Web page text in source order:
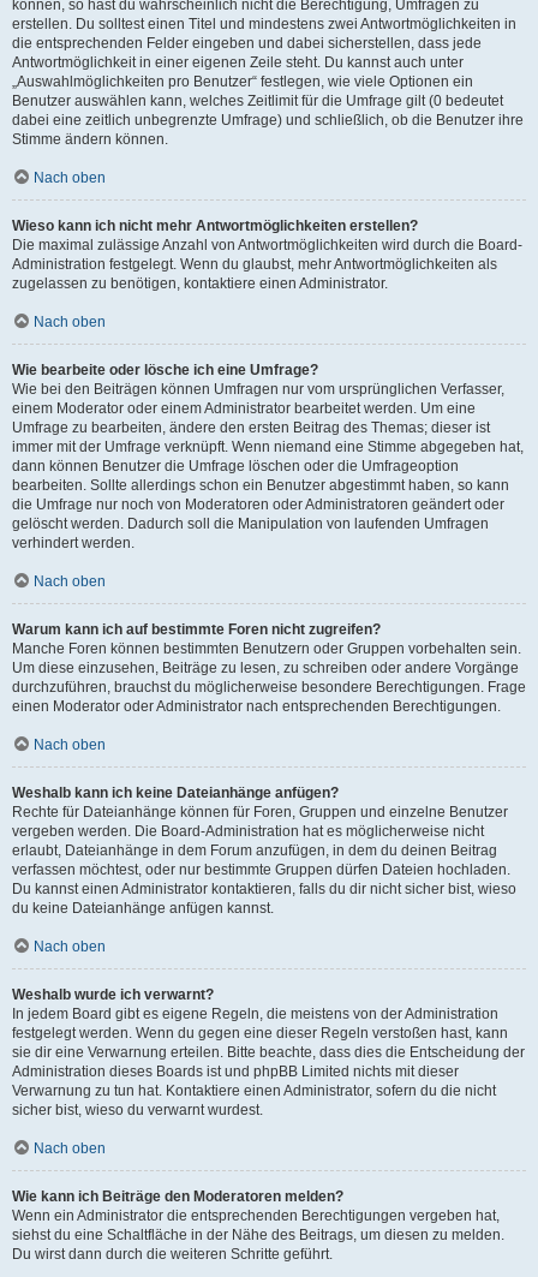
können, so hast du wahrscheinlich nicht die Berechtigung, Umfragen zu
erstellen. Du solltest einen Titel und mindestens zwei Antwortmöglichkeiten in
die entsprechenden Felder eingeben und dabei sicherstellen, dass jede
Antwortmöglichkeit in einer eigenen Zeile steht. Du kannst auch unter
„Auswahlmöglichkeiten pro Benutzer“ festlegen, wie viele Optionen ein
Benutzer auswählen kann, welches Zeitlimit für die Umfrage gilt (0 bedeutet
dabei eine zeitlich unbegrenzte Umfrage) und schließlich, ob die Benutzer ihre
Stimme ändern können.
Nach oben
Wieso kann ich nicht mehr Antwortmöglichkeiten erstellen?
Die maximal zulässige Anzahl von Antwortmöglichkeiten wird durch die Board-
Administration festgelegt. Wenn du glaubst, mehr Antwortmöglichkeiten als
zugelassen zu benötigen, kontaktiere einen Administrator.
Nach oben
Wie bearbeite oder lösche ich eine Umfrage?
Wie bei den Beiträgen können Umfragen nur vom ursprünglichen Verfasser,
einem Moderator oder einem Administrator bearbeitet werden. Um eine
Umfrage zu bearbeiten, ändere den ersten Beitrag des Themas; dieser ist
immer mit der Umfrage verknüpft. Wenn niemand eine Stimme abgegeben hat,
dann können Benutzer die Umfrage löschen oder die Umfrageoption
bearbeiten. Sollte allerdings schon ein Benutzer abgestimmt haben, so kann
die Umfrage nur noch von Moderatoren oder Administratoren geändert oder
gelöscht werden. Dadurch soll die Manipulation von laufenden Umfragen
verhindert werden.
Nach oben
Warum kann ich auf bestimmte Foren nicht zugreifen?
Manche Foren können bestimmten Benutzern oder Gruppen vorbehalten sein.
Um diese einzusehen, Beiträge zu lesen, zu schreiben oder andere Vorgänge
durchzuführen, brauchst du möglicherweise besondere Berechtigungen. Frage
einen Moderator oder Administrator nach entsprechenden Berechtigungen.
Nach oben
Weshalb kann ich keine Dateianhänge anfügen?
Rechte für Dateianhänge können für Foren, Gruppen und einzelne Benutzer
vergeben werden. Die Board-Administration hat es möglicherweise nicht
erlaubt, Dateianhänge in dem Forum anzufügen, in dem du deinen Beitrag
verfassen möchtest, oder nur bestimmte Gruppen dürfen Dateien hochladen.
Du kannst einen Administrator kontaktieren, falls du dir nicht sicher bist, wieso
du keine Dateianhänge anfügen kannst.
Nach oben
Weshalb wurde ich verwarnt?
In jedem Board gibt es eigene Regeln, die meistens von der Administration
festgelegt werden. Wenn du gegen eine dieser Regeln verstoßen hast, kann
sie dir eine Verwarnung erteilen. Bitte beachte, dass dies die Entscheidung der
Administration dieses Boards ist und phpBB Limited nichts mit dieser
Verwarnung zu tun hat. Kontaktiere einen Administrator, sofern du die nicht
sicher bist, wieso du verwarnt wurdest.
Nach oben
Wie kann ich Beiträge den Moderatoren melden?
Wenn ein Administrator die entsprechenden Berechtigungen vergeben hat,
siehst du eine Schaltfläche in der Nähe des Beitrags, um diesen zu melden.
Du wirst dann durch die weiteren Schritte geführt.